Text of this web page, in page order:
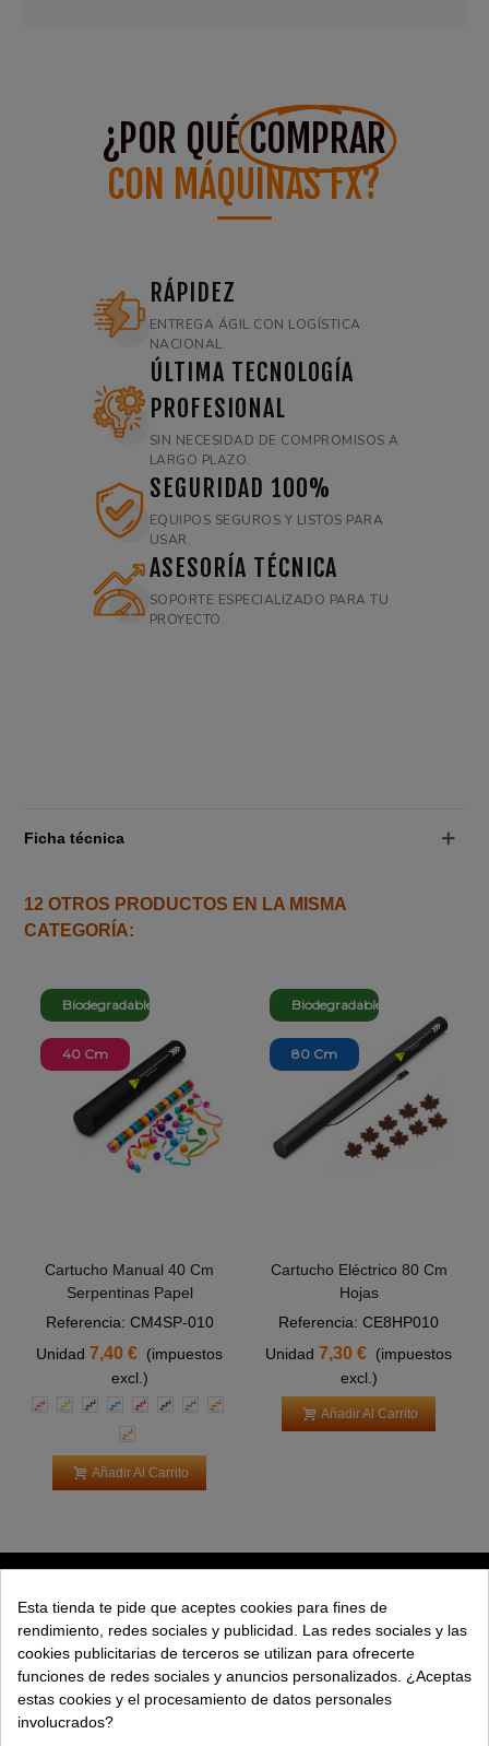
¿POR QUÉCOMPRAR
CON MÁQUINAS FX?
RÁPIDEZ
ENTREGA ÁGIL CON LOGÍSTICA
NACIONAL.
ÚLTIMA TECNOLOGÍA
PROFESIONAL
SIN NECESIDAD DE COMPROMISOS A
LARGO PLAZO.
SEGURIDAD 100%
EQUIPOS SEGUROS Y LISTOS PARA
USAR.
ASESORÍA TÉCNICA
SOPORTE ESPECIALIZADO PARA TU
PROYECTO.
Ficha técnica
12 OTROS PRODUCTOS EN LA MISMA
CATEGORÍA:
Biodegradable
40 Cm
Cartucho Manual 40 Cm
Serpentinas Papel
Referencia: CM4SP-010
Unidad7,40 € (impuestos
excl.)
RosaAmarillas
AzulAzulRojaVerdeVerdeNaranja
Multicolor
Añadir Al Carrito
Biodegradable
80 Cm
Cartucho Eléctrico 80 Cm
Hojas
Referencia: CE8HP010
Unidad7,30 € (impuestos
excl.)
Añadir Al Carrito
EXPLORAR
EMPRESA
Esta tienda te pide que aceptes cookies para fines de
rendimiento, redes sociales y publicidad. Las redes sociales y las
cookies publicitarias de terceros se utilizan para ofrecerte
funciones de redes sociales y anuncios personalizados. ¿Aceptas
estas cookies y el procesamiento de datos personales
involucrados?